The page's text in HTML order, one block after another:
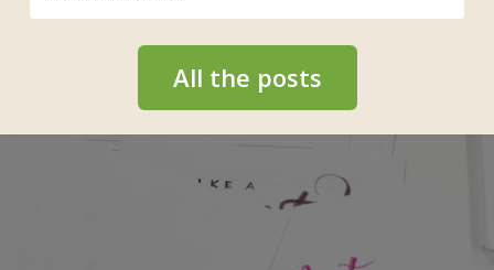
All the posts